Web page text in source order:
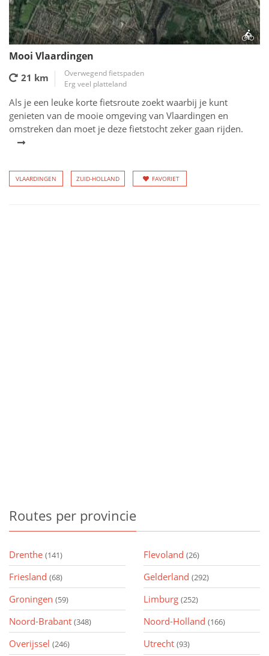
Mooi Vlaardingen
21 km
Overwegend fietspaden
Erg veel platteland
Als je een leuke korte fietsroute zoekt waarbij je kunt
genieten van de mooie omgeving van Vlaardingen en
omstreken dan moet je deze fietstocht zeker gaan rijden.
VLAARDINGEN ZUID-HOLLAND FAVORIET
Routes per provincie
Drenthe (141) Flevoland (26)
Friesland (68) Gelderland (292)
Groningen (59) Limburg (252)
Noord-Brabant (348) Noord-Holland (166)
Overijssel (246) Utrecht (93)